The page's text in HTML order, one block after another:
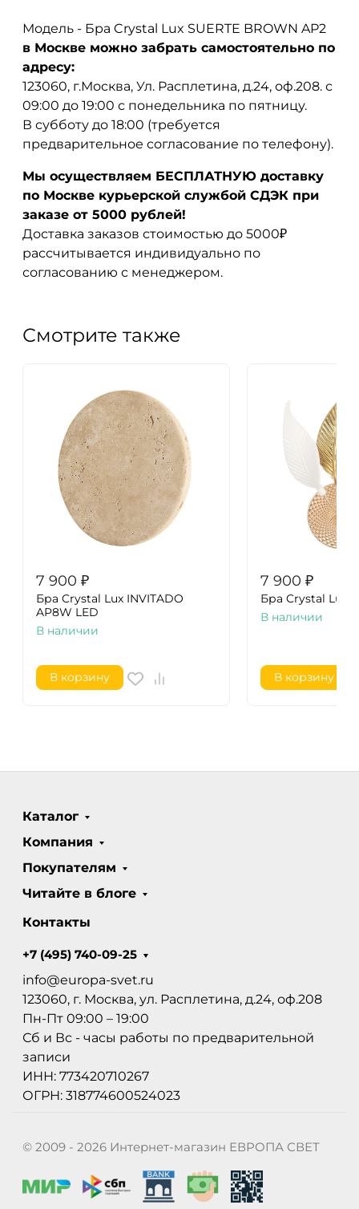
Модель - Бра Crystal Lux SUERTE BROWN AP2
в Москве можно забрать самостоятельно по
адресу:
123060, г.Москва, Ул. Расплетина, д.24, оф.208. с
09:00 до 19:00 с понедельника по пятницу.
В субботу до 18:00 (требуется
предварительное согласование по телефону).
Мы осуществляем БЕСПЛАТНУЮ доставку
по Москве курьерской службой СДЭК при
заказе от 5000 рублей!
Доставка заказов стоимостью до 5000₽
рассчитывается индивидуально по
согласованию с менеджером.
Смотрите также
7 900 ₽
Бра Crystal Lux INVITADO
AP8W LED
В наличии
В корзину
7 900 ₽
Бра Crystal Lux
В наличии
В корзину
Каталог
Компания
Покупателям
Читайте в блоге
Контакты
+7 (495) 740-09-25
info@europa-svet.ru
123060, г. Москва, ул. Расплетина, д.24, оф.208
Пн-Пт 09:00 – 19:00
Сб и Вс - часы работы по предварительной
записи
ИНН: 773420710267
ОГРН: 318774600524023
© 2009 - 2026 Интернет-магазин ЕВРОПА СВЕТ